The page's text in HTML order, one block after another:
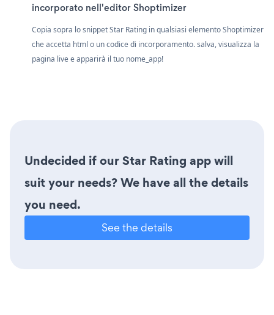
incorporato nell'editor Shoptimizer
Copia sopra lo snippet Star Rating in qualsiasi elemento Shoptimizer
che accetta html o un codice di incorporamento. salva, visualizza la
pagina live e apparirà il tuo nome_app!
Undecided if our Star Rating app will
suit your needs? We have all the details
you need.
See the details